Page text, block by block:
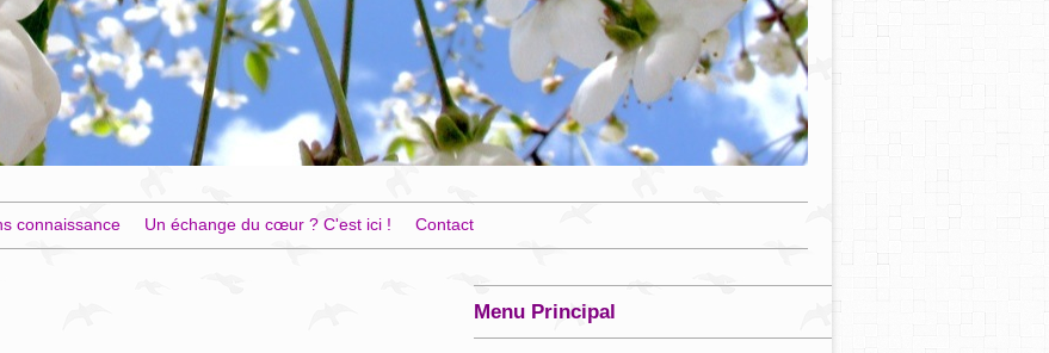
connaissance Un échange du cœur ? C'est ici ! Contact
Menu Principal